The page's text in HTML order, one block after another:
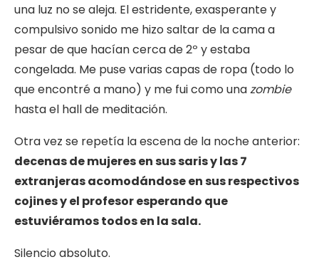
una luz no se aleja. El estridente, exasperante y
compulsivo sonido me hizo saltar de la cama a
pesar de que hacían cerca de 2º y estaba
congelada. Me puse varias capas de ropa (todo lo
que encontré a mano) y me fui como unazombie
hasta el hall de meditación.
Otra vez se repetía la escena de la noche anterior:
decenas de mujeres en sus saris y las 7
extranjeras acomodándose en sus respectivos
cojines y el profesor esperando que
estuviéramos todos en la sala.
Silencio absoluto.